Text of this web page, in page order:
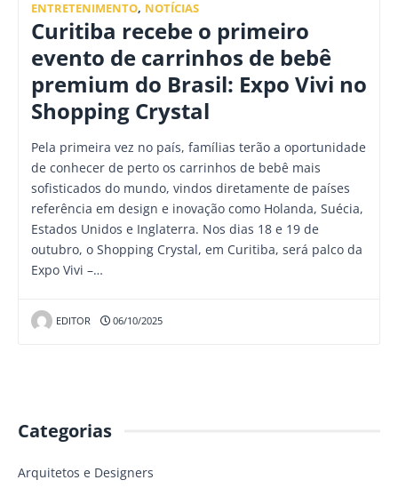
ENTRETENIMENTO, NOTÍCIAS
Curitiba recebe o primeiro
evento de carrinhos de bebê
premium do Brasil: Expo Vivi no
Shopping Crystal
Pela primeira vez no país, famílias terão a oportunidade
de conhecer de perto os carrinhos de bebê mais
sofisticados do mundo, vindos diretamente de países
referência em design e inovação como Holanda, Suécia,
Estados Unidos e Inglaterra. Nos dias 18 e 19 de
outubro, o Shopping Crystal, em Curitiba, será palco da
Expo Vivi –…
EDITOR 06/10/2025
Categorias
Arquitetos e Designers